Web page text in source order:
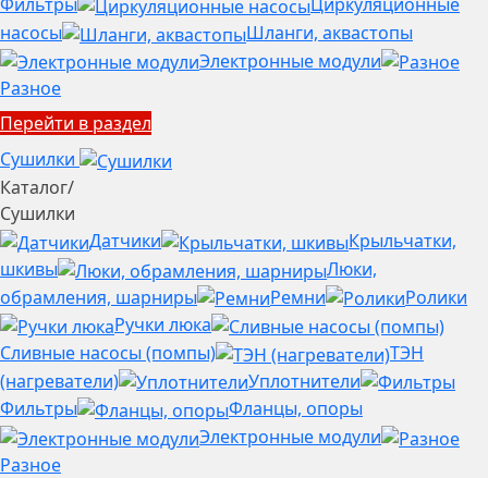
насосы
Шланги, аквастопы
Электронные модули
Разное
Перейти в раздел
Сушилки
Каталог/
Сушилки
Датчики
Крыльчатки,
шкивы
Люки,
обрамления, шарниры
Ремни
Ролики
Ручки люка
Сливные насосы (помпы)
ТЭН
(нагреватели)
Уплотнители
Фильтры
Фланцы, опоры
Электронные модули
Разное